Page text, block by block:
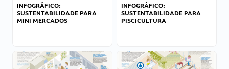
INFOGRÁFICO:
SUSTENTABILIDADE PARA
MINI MERCADOS
INFOGRÁFICO:
SUSTENTABILIDADE PARA
PISCICULTURA